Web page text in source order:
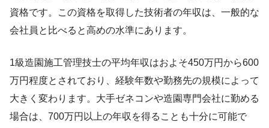
資格です。この資格を取得した技術者の年収は、一般的な
会社員と比べると高めの水準にあります。
1級造園施工管理技士の平均年収はおよそ450万円から600
万円程度とされており、経験年数や勤務先の規模によって
大きく変わります。大手ゼネコンや造園専門会社に勤める
場合は、700万円以上の年収を得ることも十分に可能で